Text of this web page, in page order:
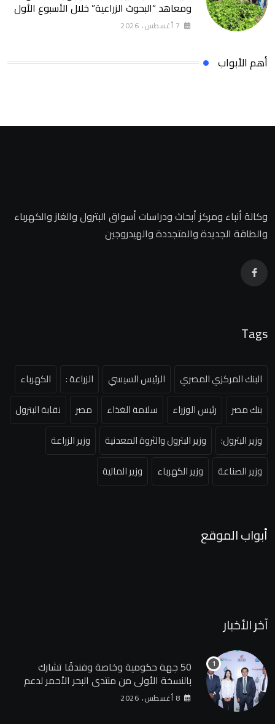
ومعاهد “البحوث الزراعية” خلال الأسبوع الأول
من أغسطس 2026
7 أغسطس، 2026
أهم الأبواب
وكالة أنباء ومركز أبحاث ودراسات أسواق البترول والغاز والكهرباء
والطاقة الجديدة والمتجددة والهيدروجين
Tags
البنك المركزي المصري الرئيس السيسي الزراعة :
الكهرباء
بنك مصر
رئيس الوزراء سلامة الغذاء مصر
نقابة البترول
وزير البترول:
وزير البترول والثروة المعدنية
وزير الزراعة
وزير الصناعة
وزير الكهرباء وزير المالية
أبواب الموقع
آخر الأخبار
50 جهة حكومية وخاصة وفندقًا تشارك
بالنسخة الأولى من منتدى البحر الأحمر لدعم
الطاقة النظيفة والسياحة المستدامة
8 أغسطس، 2026